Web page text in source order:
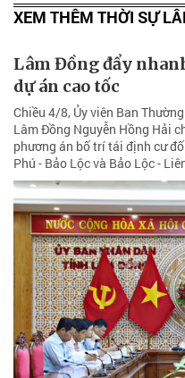
XEM THÊM THỜI SỰ
Lâm Đồng đẩy
dự án cao tốc
Chiều 4/8, Ủy viên Ban
Lâm Đồng Nguyễn Hồng Hải
phương án bố trí tái định cư
Phú - Bảo Lộc và Bảo Lộc -